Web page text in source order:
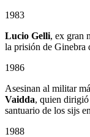
1983
Lucio Gelli, ex gran
la prisión de Ginebra
1986
Asesinan al militar
Vaidda, quien dirigió
santuario de los sijs
1988